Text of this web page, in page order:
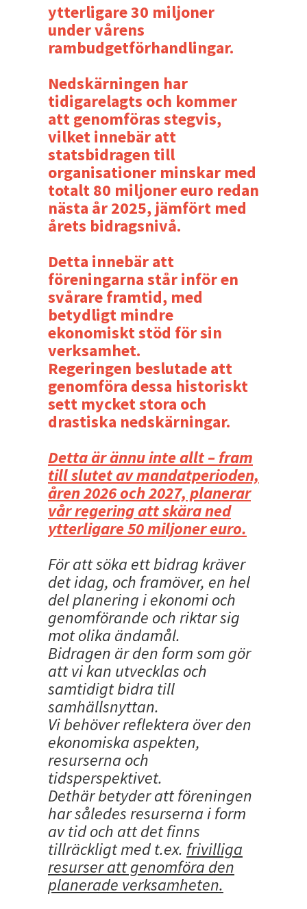
ytterligare 30 miljoner
under vårens
rambudgetförhandlingar.
Nedskärningen har
tidigarelagts och kommer
att genomföras stegvis,
vilket innebär att
statsbidragen till
organisationer minskar med
totalt 80 miljoner euro redan
nästa år 2025, jämfört med
årets bidragsnivå.
Detta innebär att
föreningarna står inför en
svårare framtid, med
betydligt mindre
ekonomiskt stöd för sin
verksamhet.
Regeringen beslutade att
genomföra dessa historiskt
sett mycket stora och
drastiska nedskärningar.
Detta är ännu inte allt – fram
till slutet av mandatperioden,
åren 2026 och 2027, planerar
vår regering att skära ned
ytterligare 50 miljoner euro.
För att söka ett bidrag kräver
det idag, och framöver, en hel
del planering i ekonomi och
genomförande och riktar sig
mot olika ändamål.
Bidragen är den form som gör
att vi kan utvecklas och
samtidigt bidra till
samhällsnyttan.
Vi behöver reflektera över den
ekonomiska aspekten,
resurserna och
tidsperspektivet.
Dethär betyder att föreningen
har således resurserna i form
av tid och att det finns
tillräckligt med t.ex. frivilliga
resurser att genomföra den
planerade verksamheten.